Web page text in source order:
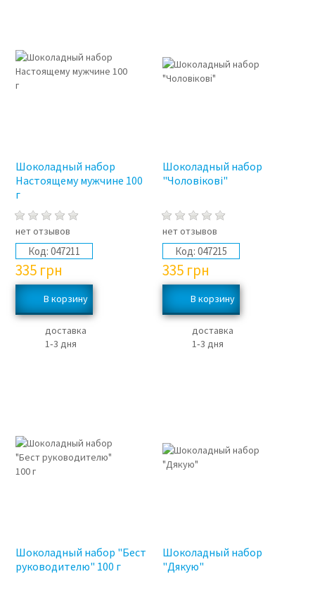
Шоколадный набор
Настоящему мужчине 100
г
нет отзывов
Код: 047211
335 грн
доставка
1‑3 дня
Шоколадный набор
"Чоловікові"
нет отзывов
Код: 047215
335 грн
доставка
1‑3 дня
Шоколадный набор "Бест
руководителю" 100 г
Шоколадный набор
"Дякую"